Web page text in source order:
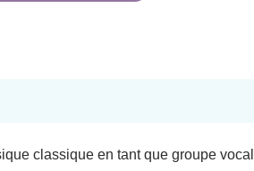
classique en tant que groupe